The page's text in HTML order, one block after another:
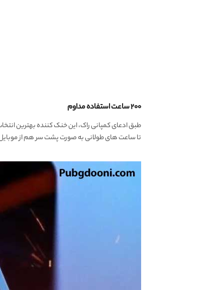
۲۰۰ ساعت استفاده مداوم
طبق ادعای کمپانی راک، این خنک کننده بهترین
تا ساعت های طولانی به صورت پشت سر هم از